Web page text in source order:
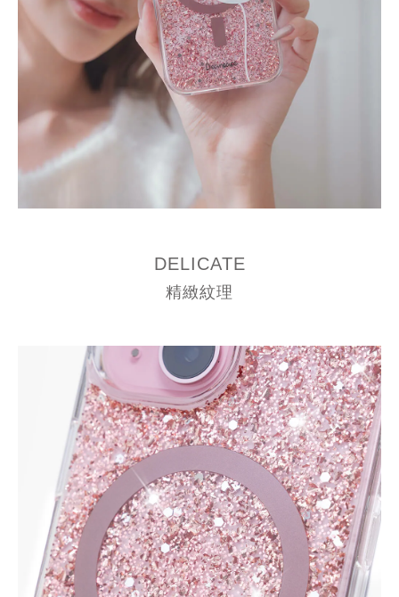
DELICATE
精緻紋理